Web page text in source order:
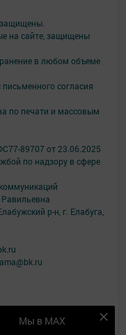
Мы в MAX
на сайте, защищены
в любом объеме
согласия
по печати и массовым
89707 от 23.06.2025
по надзору в сфере
р-н, г. Елабуга,
сервисов и